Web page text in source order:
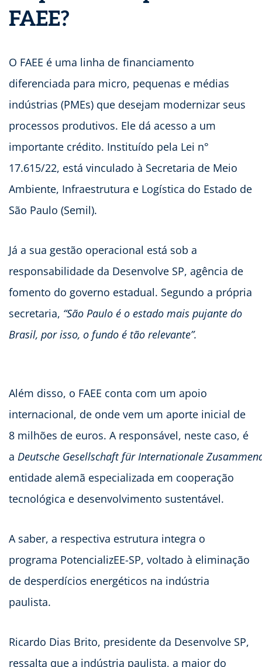
FAEE?
O FAEE é uma linha de financiamento
diferenciada para micro, pequenas e médias
indústrias (PMEs) que desejam modernizar seus
processos produtivos. Ele dá acesso a um
importante crédito. Instituído pela Lei n°
17.615/22, está vinculado à Secretaria de Meio
Ambiente, Infraestrutura e Logística do Estado de
São Paulo (Semil).
Já a sua gestão operacional está sob a
responsabilidade da Desenvolve SP, agência de
fomento do governo estadual. Segundo a própria
secretaria, “São Paulo é o estado mais pujante do
Brasil, por isso, o fundo é tão relevante”.
Além disso, o FAEE conta com um apoio
internacional, de onde vem um aporte inicial de
8 milhões de euros. A responsável, neste caso, é
a Deutsche Gesellschaft für Internationale
entidade alemã especializada em cooperação
tecnológica e desenvolvimento sustentável.
A saber, a respectiva estrutura integra o
programa PotencializEE-SP, voltado à eliminação
de desperdícios energéticos na indústria
paulista.
Ricardo Dias Brito, presidente da Desenvolve SP,
ressalta que a indústria paulista, a maior do